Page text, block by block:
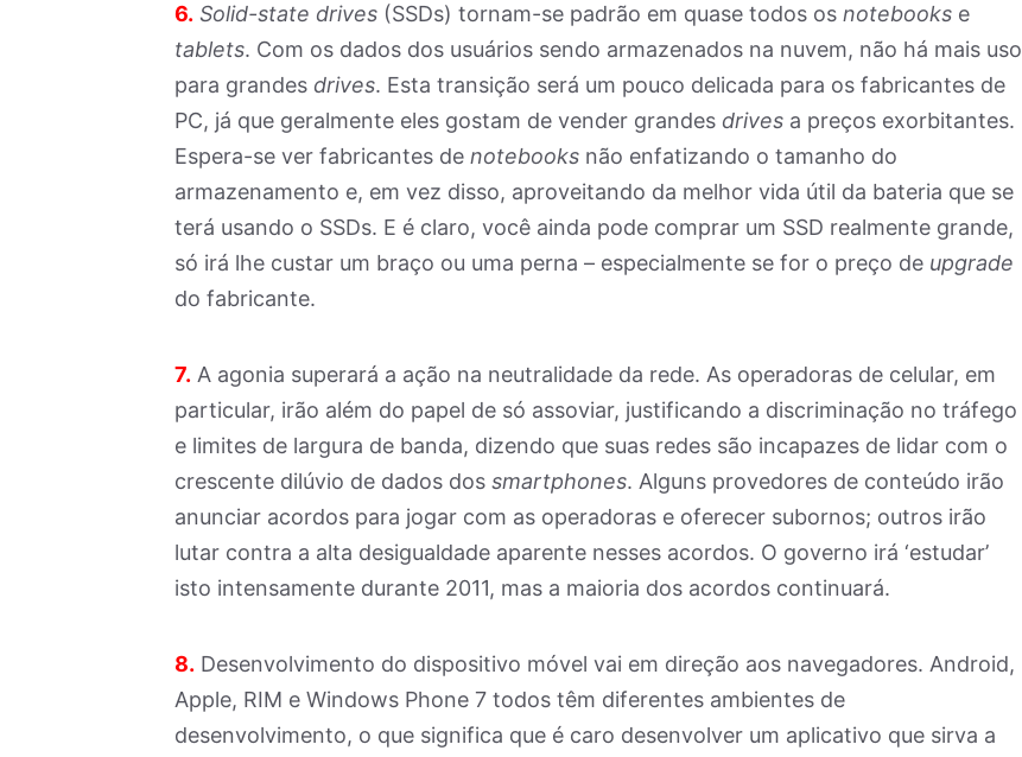
6. Solid-state drives (SSDs) tornam-se padrão em quase todos os notebooks e
tablets. Com os dados dos usuários sendo armazenados na nuvem, não há mais uso
para grandes drives. Esta transição será um pouco delicada para os fabricantes de
PC, já que geralmente eles gostam de vender grandes drives a preços exorbitantes.
Espera-se ver fabricantes de notebooks não enfatizando o tamanho do
armazenamento e, em vez disso, aproveitando da melhor vida útil da bateria que se
terá usando o SSDs. E é claro, você ainda pode comprar um SSD realmente grande,
só irá lhe custar um braço ou uma perna – especialmente se for o preço de upgrade
do fabricante.
7. A agonia superará a ação na neutralidade da rede. As operadoras de celular, em
particular, irão além do papel de só assoviar, justificando a discriminação no tráfego
e limites de largura de banda, dizendo que suas redes são incapazes de lidar com o
crescente dilúvio de dados dos smartphones. Alguns provedores de conteúdo irão
anunciar acordos para jogar com as operadoras e oferecer subornos; outros irão
lutar contra a alta desigualdade aparente nesses acordos. O governo irá ‘estudar’
isto intensamente durante 2011, mas a maioria dos acordos continuará.
8. Desenvolvimento do dispositivo móvel vai em direção aos navegadores. Android,
Apple, RIM e Windows Phone 7 todos têm diferentes ambientes de
desenvolvimento, o que significa que é caro desenvolver um aplicativo que sirva a